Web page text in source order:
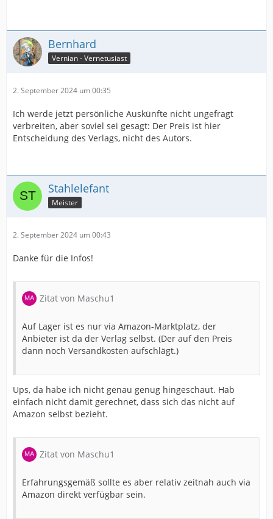
Bernhard
Vernian - Vernetusiast
2. September 2024 um 00:35
Ich werde jetzt persönliche Auskünfte nicht ungefragt
verbreiten, aber soviel sei gesagt: Der Preis ist hier
Entscheidung des Verlags, nicht des Autors.
Stahlelefant
Meister
2. September 2024 um 00:43
Danke für die Infos!
Zitat von Maschu1
Auf Lager ist es nur via Amazon-Marktplatz, der
Anbieter ist da der Verlag selbst. (Der auf den Preis
dann noch Versandkosten aufschlägt.)
Ups, da habe ich nicht genau genug hingeschaut. Hab
einfach nicht damit gerechnet, dass sich das nicht auf
Amazon selbst bezieht.
Zitat von Maschu1
Erfahrungsgemäß sollte es aber relativ zeitnah auch via
Amazon direkt verfügbar sein.